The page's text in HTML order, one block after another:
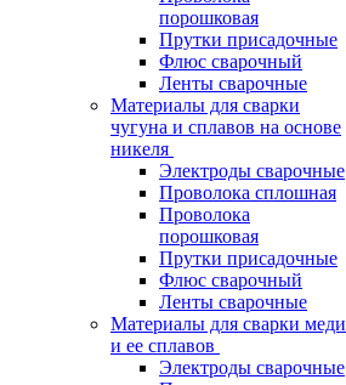
порошковая
Прутки присадочные
Флюс сварочный
Ленты сварочные
Материалы для сварки
чугуна и сплавов на основе
никеля
Электроды сварочные
Проволока сплошная
Проволока
порошковая
Прутки присадочные
Флюс сварочный
Ленты сварочные
Материалы для сварки меди
и ее сплавов
Электроды сварочные